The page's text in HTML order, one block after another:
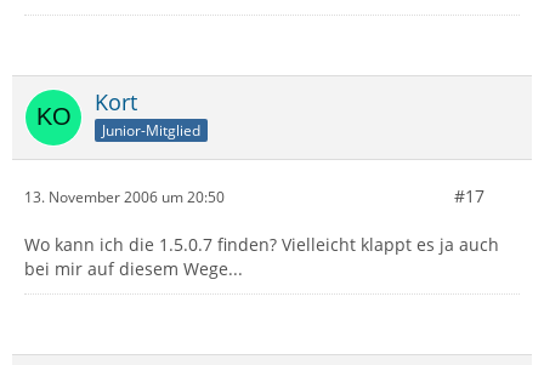
Kort
Junior-Mitglied
13. November 2006 um 20:50 #17
Wo kann ich die 1.5.0.7 finden? Vielleicht klappt es ja auch
bei mir auf diesem Wege...